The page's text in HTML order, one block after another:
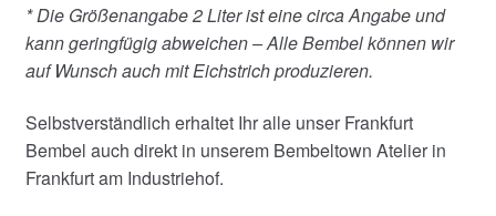
* Die Größenangabe 2 Liter ist eine circa Angabe und
kann geringfügig abweichen – Alle Bembel können wir
auf Wunsch auch mit Eichstrich produzieren.
Selbstverständlich erhaltet Ihr alle unser Frankfurt
Bembel auch direkt in unserem Bembeltown Atelier in
Frankfurt am Industriehof.